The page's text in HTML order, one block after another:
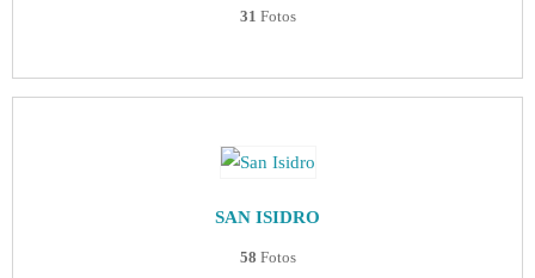
31 Fotos
SAN ISIDRO
58 Fotos